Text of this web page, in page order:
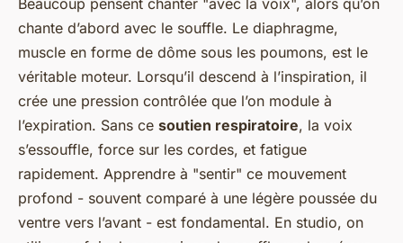
Beaucoup pensent chanter "avec la voix", alors qu’on
chante d’abord avec le souffle. Le diaphragme,
muscle en forme de dôme sous les poumons, est le
véritable moteur. Lorsqu’il descend à l’inspiration, il
crée une pression contrôlée que l’on module à
l’expiration. Sans ce soutien respiratoire, la voix
s’essouffle, force sur les cordes, et fatigue
rapidement. Apprendre à "sentir" ce mouvement
profond - souvent comparé à une légère poussée du
ventre vers l’avant - est fondamental. En studio, on